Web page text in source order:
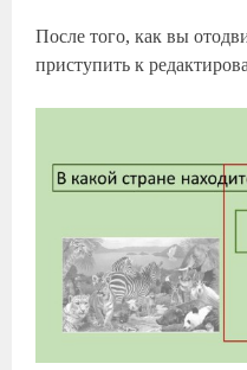
После того, как вы
приступить к